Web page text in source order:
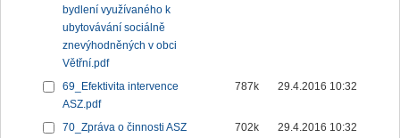
bydlení využívaného k
ubytovávání sociálně
znevýhodněných v obci
Větřní.pdf
69_Efektivita intervence
ASZ.pdf
787k 29.4.2016 10:32
70_Zpráva o činnosti ASZ
702k 29.4.2016 10:32